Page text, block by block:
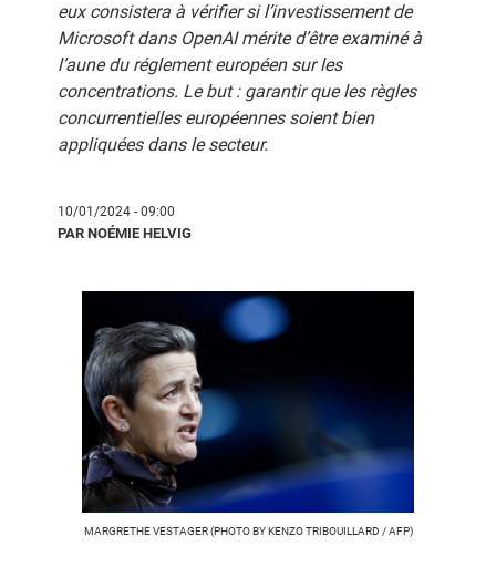
eux consistera à vérifier si l’investissement de
Microsoft dans OpenAI mérite d’être examiné à
l’aune du réglement européen sur les
concentrations. Le but : garantir que les règles
concurrentielles européennes soient bien
appliquées dans le secteur.
10/01/2024 - 09:00
PAR NOÉMIE HELVIG
MARGRETHE VESTAGER (PHOTO BY KENZO TRIBOUILLARD / AFP)